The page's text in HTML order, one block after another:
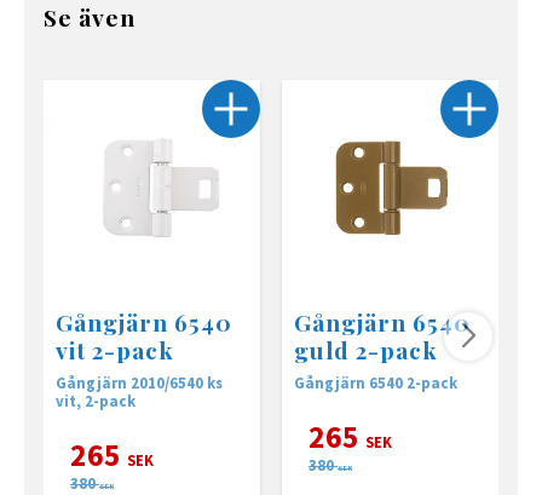
Se även
Gångjärn 6540
vit 2-pack
Gångjärn 2010/6540 ks
vit, 2-pack
265 SEK
380 SEK
Gångjärn 6540
guld 2-pack
Gångjärn 6540 2-pack
265 SEK
380 SEK